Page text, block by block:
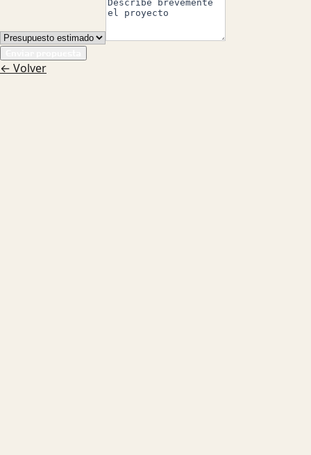
← Volver